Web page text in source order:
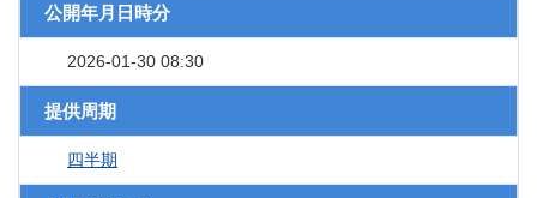
公開年月日時分
2026-01-30 08:30
提供周期
四半期